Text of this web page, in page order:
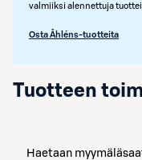
valmiiksi alennettuja
Osta Åhléns-tuotteita
Tuotteen
Haetaan